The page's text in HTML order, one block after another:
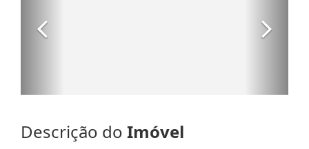
Descrição do Imóvel